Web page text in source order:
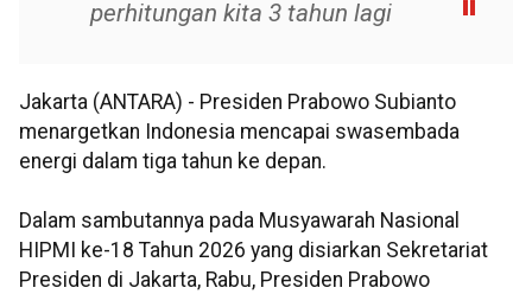
perhitungan kita 3 tahun lagi
Jakarta (ANTARA) - Presiden Prabowo Subianto
menargetkan Indonesia mencapai swasembada
energi dalam tiga tahun ke depan.
Dalam sambutannya pada Musyawarah Nasional
HIPMI ke-18 Tahun 2026 yang disiarkan Sekretariat
Presiden di Jakarta, Rabu, Presiden Prabowo